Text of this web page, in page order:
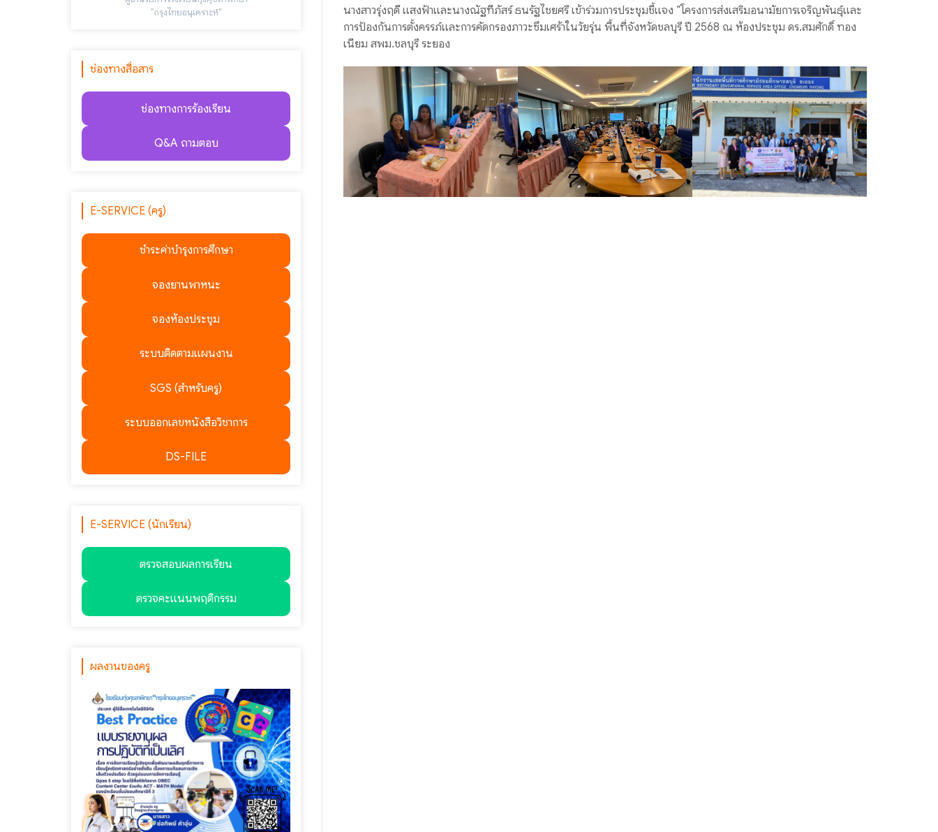
"กรุงไทยอนุเคราะห์"
ช่องทางสื่อสาร
ช่องทางการร้องเรียน
Q&A ถามตอบ
E-SERVICE (ครู)
ชำระค่าบำรุงการศึกษา
จองยานพาหนะ
จองห้องประชุม
ระบบติดตามแผนงาน
SGS (สำหรับครู)
ระบบออกเลขหนังสือวิชาการ
DS-FILE
E-SERVICE (นักเรียน)
ตรวจสอบผลการเรียน
ตรวจคะแนนพฤติกรรม
ผลงานของครู
นางสาวรุ่งฤดี แสงฟ้าและนางณัฐทีภัสร์ ธนรัฐไชยศรี เข้าร่วมการประชุมชี้แจง “โครงการส่งเสริมอนามัยการเจริญพันธุ์และ
การป้องกันการตั้งครรภ์และการคัดกรองภาวะซึมเศร้าในวัยรุ่น พื้นที่จังหวัดชลบุรี ปี 2568 ณ ห้องประชุม ดร.สมศักดิ์ ทอง
เนียม สพม.ชลบุรี ระยอง